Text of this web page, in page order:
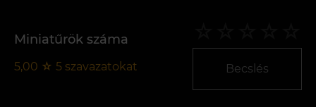
Miniatűrök száma
5,00 ☆ 5 szavazatokat Becslés